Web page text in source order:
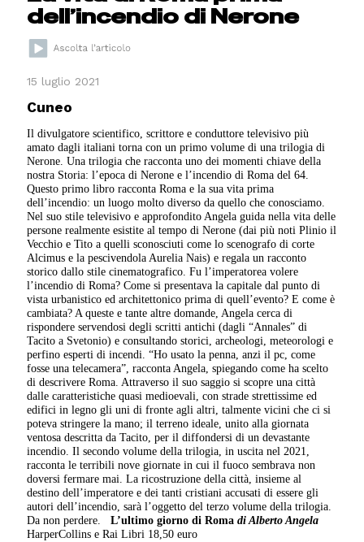
dell’incendio di Nerone
15 luglio 2021
Cuneo
Il divulgatore scientifico, scrittore e conduttore televisivo più
amato dagli italiani torna con un primo volume di una trilogia di
Nerone. Una trilogia che racconta uno dei momenti chiave della
nostra Storia: l’epoca di Nerone e l’incendio di Roma del 64.
Questo primo libro racconta Roma e la sua vita prima
dell’incendio: un luogo molto diverso da quello che conosciamo.
Nel suo stile televisivo e approfondito Angela guida nella vita delle
persone realmente esistite al tempo di Nerone (dai più noti Plinio il
Vecchio e Tito a quelli sconosciuti come lo scenografo di corte
Alcimus e la pescivendola Aurelia Nais) e regala un racconto
storico dallo stile cinematografico. Fu l’imperatorea volere
l’incendio di Roma? Come si presentava la capitale dal punto di
vista urbanistico ed architettonico prima di quell’evento? E come è
cambiata? A queste e tante altre domande, Angela cerca di
rispondere servendosi degli scritti antichi (dagli “Annales” di
Tacito a Svetonio) e consultando storici, archeologi, meteorologi e
perfino esperti di incendi. “Ho usato la penna, anzi il pc, come
fosse una telecamera”, racconta Angela, spiegando come ha scelto
di descrivere Roma. Attraverso il suo saggio si scopre una città
dalle caratteristiche quasi medioevali, con strade strettissime ed
edifici in legno gli uni di fronte agli altri, talmente vicini che ci si
poteva stringere la mano; il terreno ideale, unito alla giornata
ventosa descritta da Tacito, per il diffondersi di un devastante
incendio. Il secondo volume della trilogia, in uscita nel 2021,
racconta le terribili nove giornate in cui il fuoco sembrava non
doversi fermare mai. La ricostruzione della città, insieme al
destino dell’imperatore e dei tanti cristiani accusati di essere gli
autori dell’incendio, sarà l’oggetto del terzo volume della trilogia.
Da non perdere.L’ultimo giorno di Roma di Alberto Angela
HarperCollins e Rai Libri 18,50 euro